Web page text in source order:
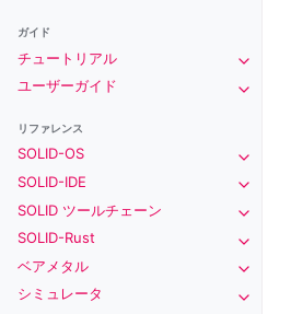
ガイド
チュートリアル
Toggle
ユーザーガイド
リファレンス
SOLID-OS
Toggle
SOLID-IDE
SOLID ツールチェーン
Toggle
SOLID-Rust
Toggle
ベアメタル
Toggle
シミュレータ
Toggle